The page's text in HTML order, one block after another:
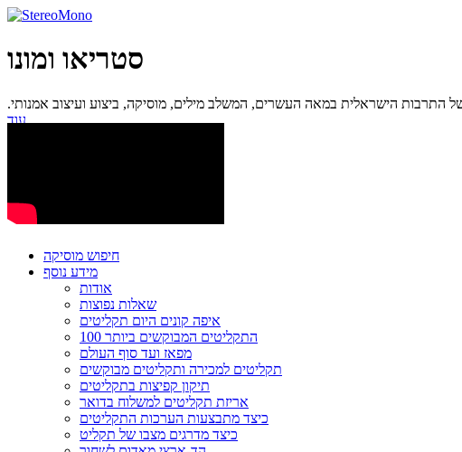
סטריאו ומונו
הישראלית במאה העשרים, המשלב מילים, מוסיקה, ביצוע ועיצוב אמנותי.
עוד...
חיפוש מוסיקה
מידע נוסף
אודות
שאלות נפוצות
איפה קונים היום תקליטים
100 התקליטים המבוקשים ביותר
מפאז ועד סוף העולם
תקליטים למכירה ותקליטים מבוקשים
תיקון קפיצות בתקליטים
אריזת תקליטים למשלוח בדואר
כיצד מתבצעות הערכות התקליטים
כיצד מדרגים מצבו של תקליט